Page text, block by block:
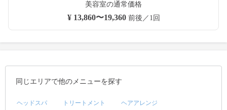
美容室の通常価格
¥ 13,860〜19,360前後／1回
同じエリアで他のメニューを探す
ヘッドスパ トリートメント ヘアアレンジ